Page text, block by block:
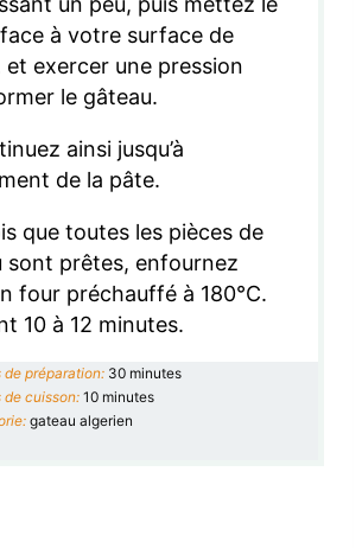
à votre surface de
et exercer une pression
le gâteau.
ainsi jusqu’à
de la pâte.
que toutes les pièces de
sont prêtes, enfournez
four préchauffé à 180°C.
10 à 12 minutes.
de préparation: 30 minutes
de cuisson: 10 minutes
gateau algerien